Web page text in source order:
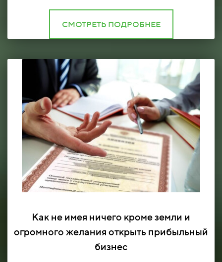
СМОТРЕТЬ ПОДРОБНЕЕ
Как не имея ничего кроме земли и
огромного желания открыть прибыльный
бизнес